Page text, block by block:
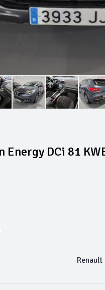
Energy DCi 81
Renault